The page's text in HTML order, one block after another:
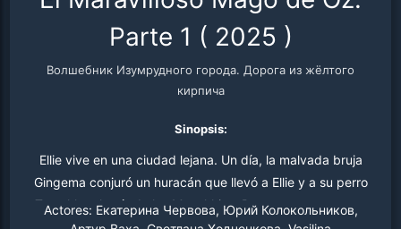
Parte 1 ( 2025 )
Волшебник Изумрудного города. Дорога из жёлтого
кирпича
Sinopsis:
Ellie vive en una ciudad lejana. Un día, la malvada bruja
Gingema conjuró un huracán que llevó a Ellie y a su perro
Totoshka al país de los Munchkins. Para regresar a casa,
Actores: Екатерина Червова, Юрий Колокольников,